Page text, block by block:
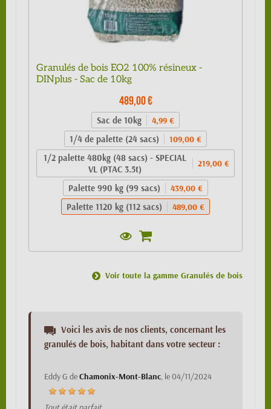
Granulés de bois EO2 100% résineux -
DINplus - Sac de 10kg
489,00 €
Sac de 10kg 4,99 €
1/4 de palette (24 sacs) 109,00 €
1/2 palette 480kg (48 sacs) - SPECIAL
VL (PTAC 3.5t)
219,00 €
Palette 990 kg (99 sacs) 439,00 €
Palette 1120 kg (112 sacs) 489,00 €
Voir toute la gamme Granulés de bois
Voici les avis de nos clients, concernant les
granulés de bois, habitant dans votre secteur :
Eddy G deChamonix-Mont-Blanc, le04/11/2024